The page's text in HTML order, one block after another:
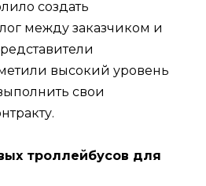
создать
между заказчиком и
высокий уровень
свои
троллейбусов для